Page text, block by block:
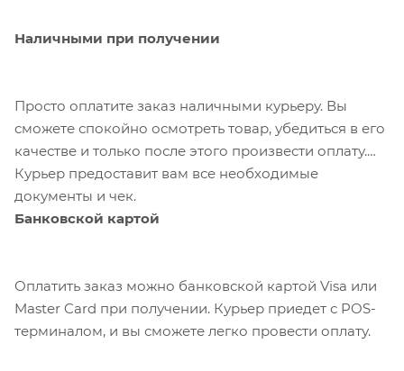
Наличными при получении
Просто оплатите заказ наличными курьеру. Вы
сможете спокойно осмотреть товар, убедиться в его
качестве и только после этого произвести оплату.
Курьер предоставит вам все необходимые
документы и чек.
Банковской картой
Оплатить заказ можно банковской картой Visa или
Master Card при получении. Курьер приедет с POS-
терминалом, и вы сможете легко провести оплату.